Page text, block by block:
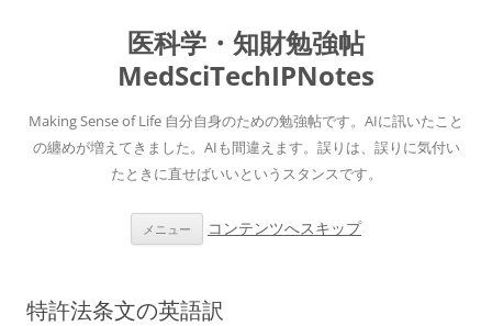
医科学・知財勉強帖
MedSciTechIPNotes
Making Sense of Life 自分自身のための勉強帖です。AIに訊いたこと
の纏めが増えてきました。AIも間違えます。誤りは、誤りに気付い
たときに直せばいいというスタンスです。
メニュー コンテンツへスキップ
特許法条文の英語訳